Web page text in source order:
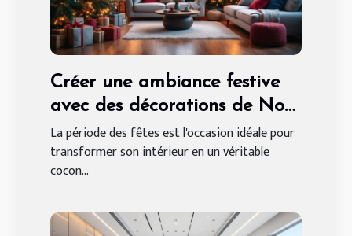
Créer une ambiance festive
avec des décorations de Noël
sur mesure
La période des fêtes est l'occasion idéale pour
transformer son intérieur en un véritable
cocon...